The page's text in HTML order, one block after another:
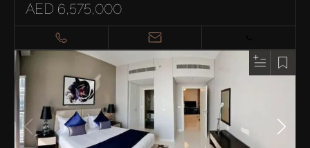
AED 6,575,000